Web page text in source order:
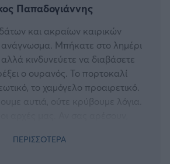
Παπαδογιάννης
και ακραίων καιρικών
Μπήκατε στο λημέρι
κινδυνεύετε να διαβάσετε
ο ουρανός. Το πορτοκαλί
το χαμόγελο προαιρετικό.
αυτιά, ούτε κρύβουμε λόγια.
σας αρέσουν, έχουμε κι άλλες.
ΠΕΡΙΣΣΟΤΕΡΑ